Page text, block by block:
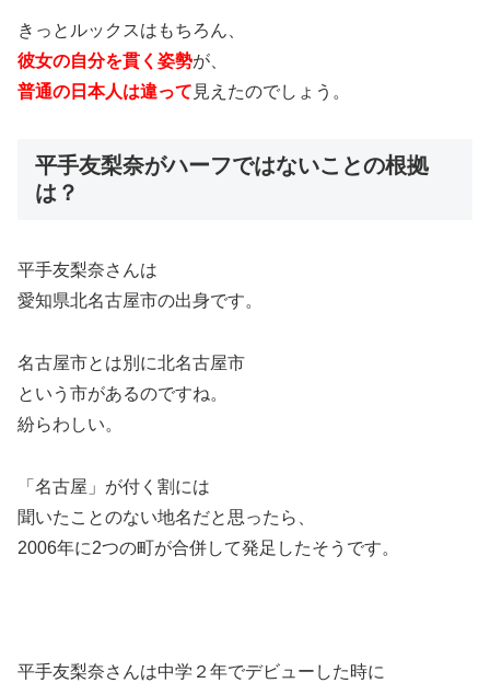
きっとルックスはもちろん、
彼女の自分を貫く姿勢が、
普通の日本人は違って 見えたのでしょう。
平手友梨奈がハーフではないことの根拠
は？
平手友梨奈さんは
愛知県北名古屋市の出身です。
名古屋市とは別に北名古屋市
という市があるのですね。
紛らわしい。
「名古屋」が付く割には
聞いたことのない地名だと思ったら、
2006年に2つの町が合併して発足したそうです。
平手友梨奈さんは中学２年でデビューした時に